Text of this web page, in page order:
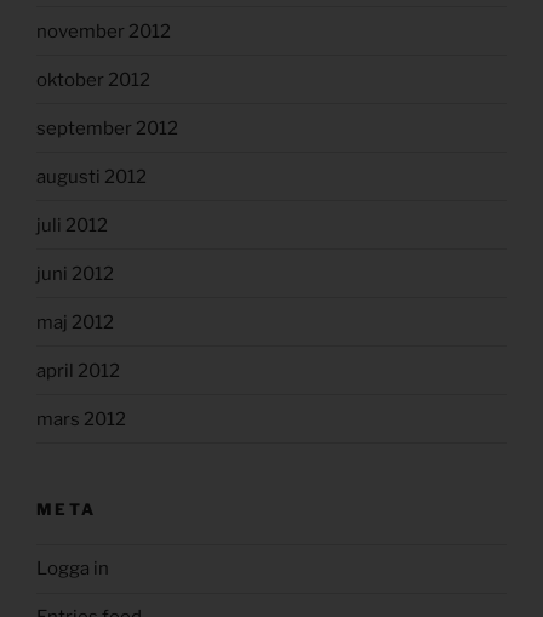
november 2012
oktober 2012
september 2012
augusti 2012
juli 2012
juni 2012
maj 2012
april 2012
mars 2012
META
Logga in